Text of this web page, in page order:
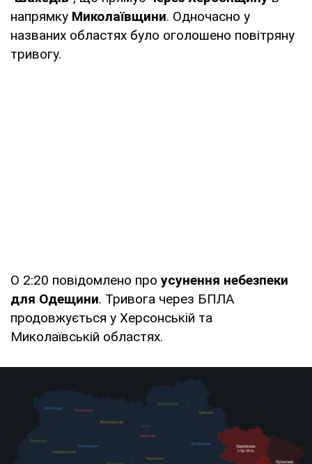
напрямку Миколаївщини. Одночасно у
названих областях було оголошено повітряну
тривогу.
О 2:20 повідомлено про усунення небезпеки
для Одещини. Тривога через БПЛА
продовжується у Херсонській та
Миколаївській областях.